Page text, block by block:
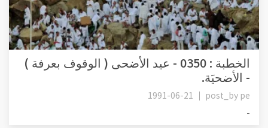
الخطبة : 0350 - عيد الأضحى ( الوقوف بعرفة )
- الأضحيَة.
post_by pe
1991-06-21
-